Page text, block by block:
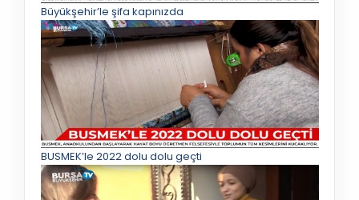
Büyükşehir’le şifa kapınızda
BUSMEK’le 2022 dolu dolu geçti